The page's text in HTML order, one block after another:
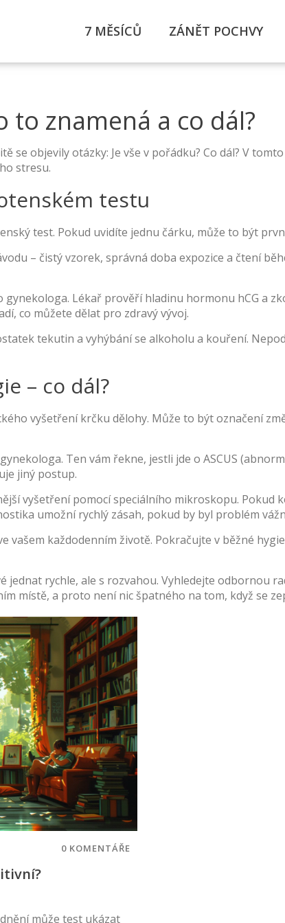
7 MĚSÍCŮ ZÁNĚT POCHVY
to znamená a co dál?
se objevily otázky: Je vše v pořádku? Co dál? V
stresu.
testu
test. Pokud uvidíte jednu čárku, může to být
– čistý vzorek, správná doba expozice a čtení
gynekologa. Lékař prověří hladinu hormonu hCG a
co můžete dělat pro zdravý vývoj.
tekutin a vyhýbání se alkoholu a kouření.
– co dál?
vyšetření krčku dělohy. Může to být označení
Ten vám řekne, jestli jde o ASCUS
jiný postup.
vyšetření pomocí speciálního mikroskopu. Pokud
umožní rychlý zásah, pokud by byl problém
vašem každodenním životě. Pokračujte v běžné
jednat rychle, ale s rozvahou. Vyhledejte odbornou
místě, a proto není nic špatného na tom, když se
0 KOMENTÁŘE
může test ukázat